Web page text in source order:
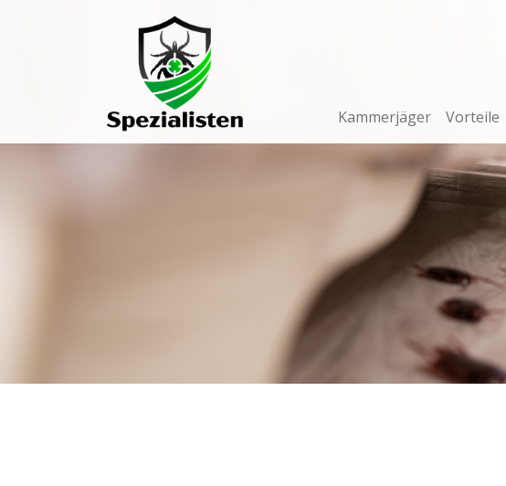
Navigation
Kammerjäger Vorteile